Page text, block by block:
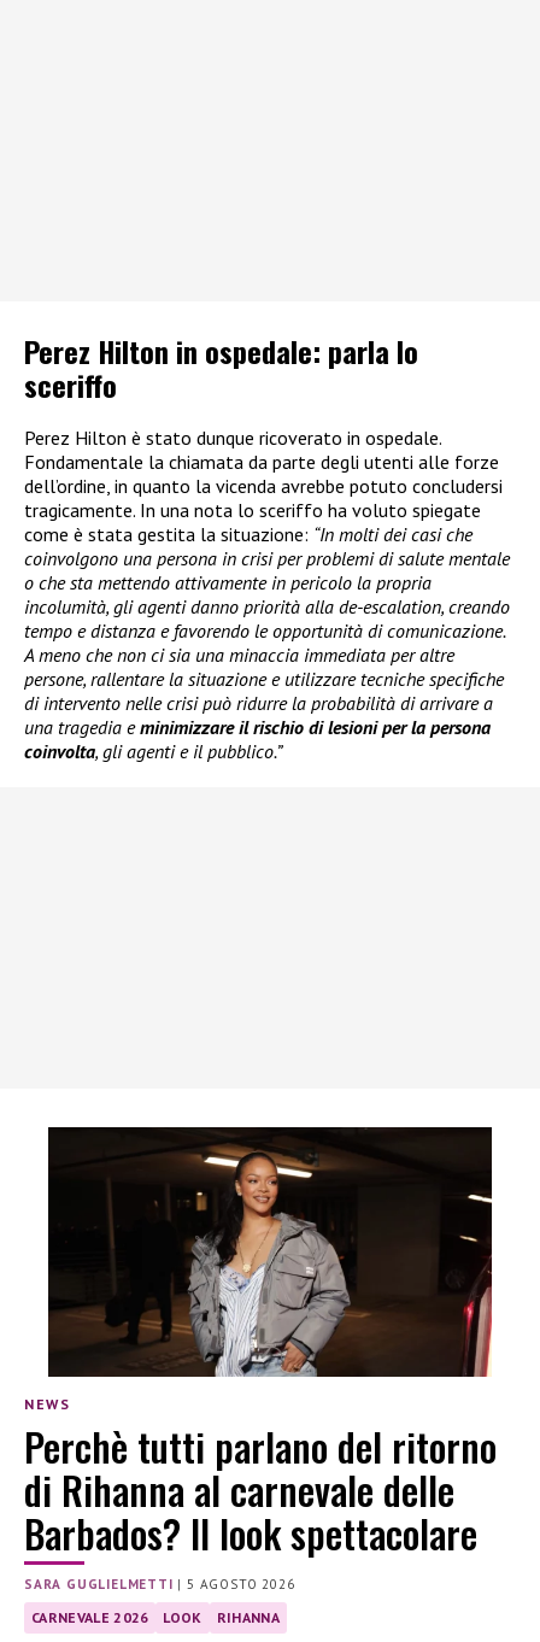
Perez Hilton in ospedale: parla lo
sceriffo
Perez Hilton è stato dunque ricoverato in ospedale.
Fondamentale la chiamata da parte degli utenti alle forze
dell’ordine, in quanto la vicenda avrebbe potuto concludersi
tragicamente. In una nota lo sceriffo ha voluto spiegate
come è stata gestita la situazione: “In molti dei casi che
coinvolgono una persona in crisi per problemi di salute mentale
o che sta mettendo attivamente in pericolo la propria
incolumità, gli agenti danno priorità alla de-escalation, creando
tempo e distanza e favorendo le opportunità di comunicazione.
A meno che non ci sia una minaccia immediata per altre
persone, rallentare la situazione e utilizzare tecniche specifiche
di intervento nelle crisi può ridurre la probabilità di arrivare a
una tragedia eminimizzare il rischio di lesioni per la persona
coinvolta, gli agenti e il pubblico.”
NEWS
Perchè tutti parlano del ritorno
di Rihanna al carnevale delle
Barbados? Il look spettacolare
SARA GUGLIELMETTI |5 AGOSTO 2026
CARNEVALE 2026 LOOK RIHANNA